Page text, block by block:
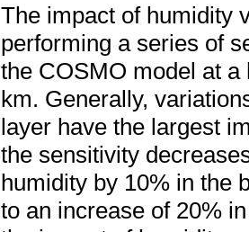
The impact of humidity
performing a series of
the COSMO model at
km. Generally,
layer have the largest
the sensitivity
humidity by 10% in the
to an increase of 20%